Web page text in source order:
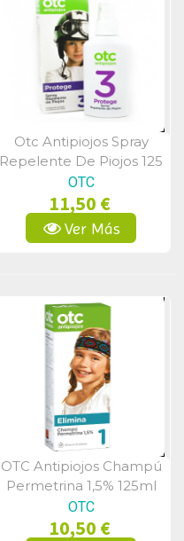
Vista Rápida
Otc Antipiojos Spray
Repelente De Piojos 125
Ml
OTC
11,50 €
Ver Más
Vista Rápida
OTC Antipiojos Champú
Permetrina 1,5% 125ml
OTC
10,50 €